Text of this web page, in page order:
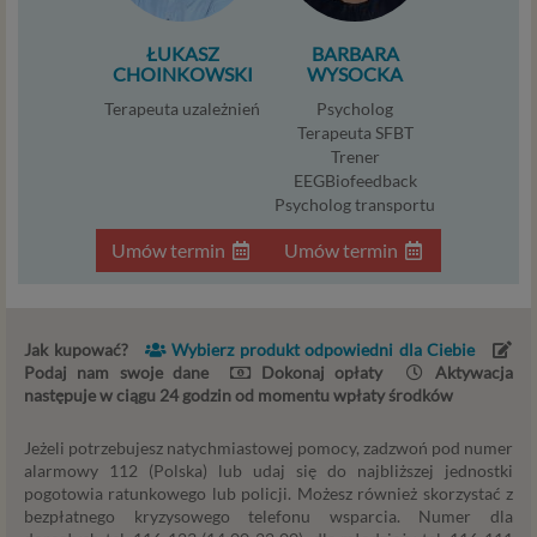
ŁUKASZ
CHOINKOWSKI
Terapeuta uzależnień
Umów termin
BARBARA
WYSOCKA
Psycholog
Terapeuta SFBT
Trener
EEGBiofeedback
Psycholog transportu
Umów termin
Jak kupować?
Wybierz produkt odpowiedni dla Ciebie
Podaj nam swoje dane
Dokonaj opłaty
Aktywacja
następuje w ciągu 24 godzin od momentu wpłaty środków
Jeżeli potrzebujesz natychmiastowej pomocy, zadzwoń pod numer
alarmowy 112 (Polska) lub udaj się do najbliższej jednostki
pogotowia ratunkowego lub policji. Możesz również skorzystać z
bezpłatnego kryzysowego telefonu wsparcia. Numer dla
końcowym (tj. Twój komputer, tablet, smartphone itp.),
każdorazowym wejściu na stronę z tego urządzenia,
podczas gdy odwiedzasz różne strony w Internecie. W
każdej chwili możesz zmienić ustawienia swojej
przeglądarki, by ograniczyć lub wyłączyć funkcjonowanie
plików cookies oraz jak usunąć takie pliki z Twojego
Zaufani Partnerzy
koniecznym do prowadzenia serwisu i marketingowym.
Jeśli interesuje cię dokładna lista Zaufanych Partnerow,
skontaktuj się z nami.
Twoje uprawnienia
Zgodnie z RODO przysługują Ci następujące uprawnienia
wobec Twoich danych i ich przetwarzania przez nas i